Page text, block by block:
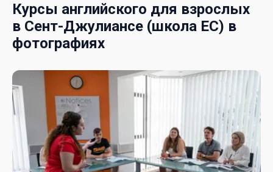
Курсы английского для взрослых
в Сент-Джулиансе (школа EC) в
фотографиях